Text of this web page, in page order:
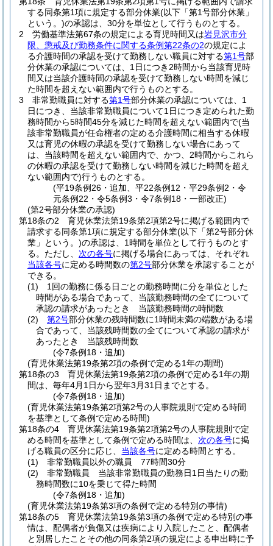
する同条第1項に規定する部分休業(以下「第1号部分休業」
という。)の承認は、30分を単位として行うものとする。
2
労働基準法第67条の規定による育児時間又は岩見沢市分
限、懲戒及び勤務条件に関する条例第22条の2の規定によ
る介護時間の承認を受けて勤務しない職員に対する第1号部
分休業の承認については、1日につき2時間から当該育児時
間又は当該介護時間の承認を受けて勤務しない時間を減じ
た時間を超えない範囲内で行うものとする。
3
非常勤職員に対する第1号部分休業の承認については、1
日につき、当該非常勤職員について1日につき定められた勤
務時間から5時間45分を減じた時間を超えない範囲内で(当
該非常勤職員が任命権者の定める介護時間に相当する休暇
又は育児の休暇の承認を受けて勤務しない場合にあって
は、当該時間を超えない範囲内で、かつ、2時間からこれら
の休暇の承認を受けて勤務しない時間を減じた時間を超え
ない範囲内で)行うものとする。
(平19条例26・追加、平22条例12・平29条例2・令
元条例22・令5条例3・令7条例18・一部改正)
(第2号部分休業の承認)
第18条の2
育児休業法第19条第2項第2号に掲げる範囲内で
請求する同条第1項に規定する部分休業(以下「第2号部分休
業」という。)の承認は、1時間を単位として行うものとす
る。 ただし、 次の各号に掲げる場合にあっては、それぞれ
当該各号に定める時間数の第2号部分休業を承認することが
できる。
(1)
1回の勤務に係る日ごとの勤務時間に分を単位とした
時間がある場合であって、当該勤務時間の全てについて
承認の請求があったとき 当該勤務時間の時間数
(2)
第2号部分休業の残時間数に1時間未満の端数がある場
合であって、当該残時間数の全てについて承認の請求が
あったとき 当該残時間数
(令7条例18・追加)
(育児休業法第19条第2項の条例で定める1年の期間)
第18条の3
育児休業法第19条第2項の条例で定める1年の期
間は、毎年4月1日から翌年3月31日までとする。
(令7条例18・追加)
(育児休業法第19条第2項第2号の人事院規則で定める時間
を基準として条例で定める時間)
第18条の4
育児休業法第19条第2項第2号の人事院規則で定
める時間を基準として条例で定める時間は、 次の各号に掲
げる職員の区分に応じ、 当該各号に定める時間とする。
(1)
非常勤職員以外の職員 77時間30分
(2)
非常勤職員 当該非常勤職員の勤務日1日当たりの勤
務時間数に10を乗じて得た時間
(令7条例18・追加)
(育児休業法第19条第3項の条例で定める特別の事情)
第18条の5
育児休業法第19条第3項の条例で定める特別の事
情は、配偶者が負傷又は疾病により入院したこと、配偶者
と別居したことその他の同条第2項の規定による申出時に予